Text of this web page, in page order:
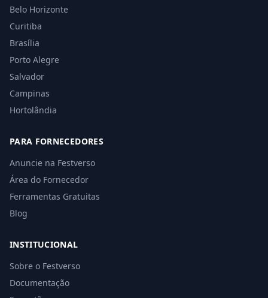
Belo Horizonte
Curitiba
Brasília
Porto Alegre
Salvador
Campinas
Hortolândia
PARA FORNECEDORES
Anuncie na Festverso
Área do Fornecedor
Ferramentas Gratuitas
Blog
INSTITUCIONAL
Sobre o Festverso
Documentação